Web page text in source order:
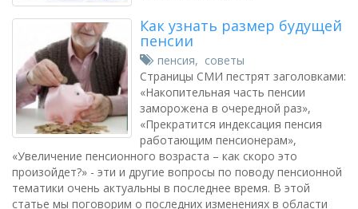
Как узнать размер будущей
пенсии
пенсия, советы
Страницы СМИ пестрят заголовками:
«Накопительная часть пенсии
заморожена в очередной раз»,
«Прекратится индексация пенсия
работающим пенсионерам»,
«Увеличение пенсионного возраста – как скоро это
произойдет?» - эти и другие вопросы по поводу пенсионной
тематики очень актуальны в последнее время. В этой
статье мы поговорим о последних изменениях в области